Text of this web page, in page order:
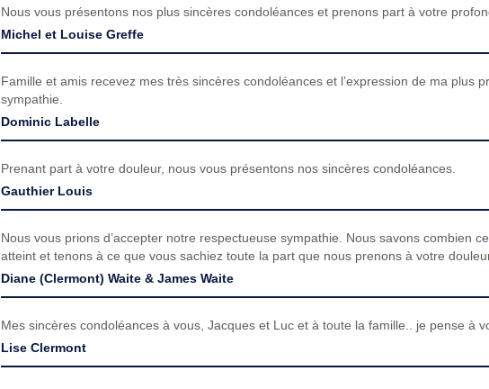
Nous vous présentons nos plus sincères condoléances et prenons part à votre
Michel et Louise Greffe
Famille et amis recevez mes très sincères condoléances et l’expression de ma plus
sympathie.
Dominic Labelle
Prenant part à votre douleur, nous vous présentons nos sincères condoléances.
Gauthier Louis
Nous vous prions d’accepter notre respectueuse sympathie. Nous savons combien
atteint et tenons à ce que vous sachiez toute la part que nous prenons à votre
Diane (Clermont) Waite & James Waite
Mes sincères condoléances à vous, Jacques et Luc et à toute la famille.. je pense à
Lise Clermont